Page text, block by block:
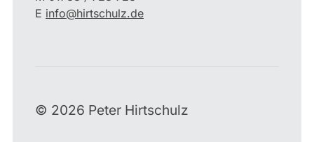
E info@hirtschulz.de
© 2026 Peter Hirtschulz